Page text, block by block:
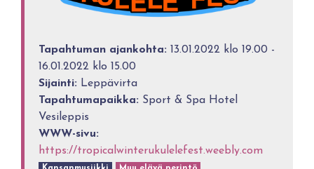
Tapahtuman ajankohta: 13.01.2022 klo 19.00 -
16.01.2022 klo 15.00
Sijainti: Leppävirta
Tapahtumapaikka: Sport & Spa Hotel
Vesileppis
WWW-sivu:
https://tropicalwinterukulelefest.weebly.com